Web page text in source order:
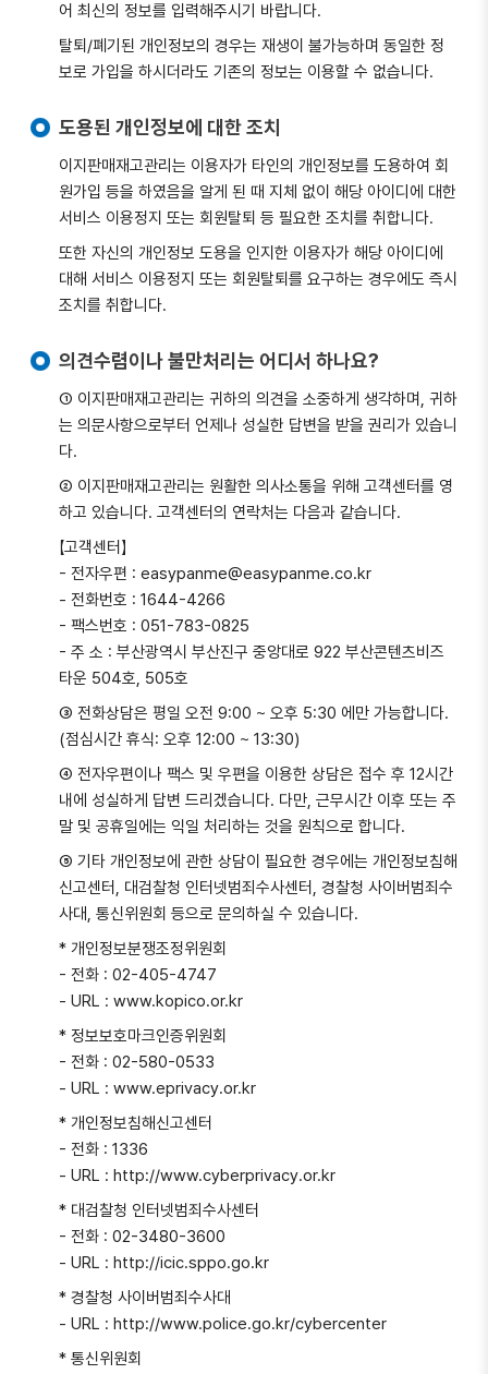
어 최신의 정보를 입력해주시기 바랍니다.
탈퇴/폐기된 개인정보의 경우는 재생이 불가능하며 동일한 정
보로 가입을 하시더라도 기존의 정보는 이용할 수 없습니다.
도용된 개인정보에 대한 조치
이지판매재고관리는 이용자가 타인의 개인정보를 도용하여 회
원가입 등을 하였음을 알게 된 때 지체 없이 해당 아이디에 대한
서비스 이용정지 또는 회원탈퇴 등 필요한 조치를 취합니다.
또한 자신의 개인정보 도용을 인지한 이용자가 해당 아이디에
대해 서비스 이용정지 또는 회원탈퇴를 요구하는 경우에도 즉시
조치를 취합니다.
의견수렴이나 불만처리는 어디서 하나요?
① 이지판매재고관리는 귀하의 의견을 소중하게 생각하며, 귀하
는 의문사항으로부터 언제나 성실한 답변을 받을 권리가 있습니
다.
② 이지판매재고관리는 원활한 의사소통을 위해 고객센터를 영
하고 있습니다. 고객센터의 연락처는 다음과 같습니다.
【고객센터】
- 전자우편 : easypanme@easypanme.co.kr
- 전화번호 : 1644-4266
- 팩스번호 : 051-783-0825
- 주 소 : 부산광역시 부산진구 중앙대로 922 부산콘텐츠비즈
타운 504호, 505호
③ 전화상담은 평일 오전 9:00 ~ 오후 5:30 에만 가능합니다.
(점심시간 휴식: 오후 12:00 ~ 13:30)
④ 전자우편이나 팩스 및 우편을 이용한 상담은 접수 후 12시간
내에 성실하게 답변 드리겠습니다. 다만, 근무시간 이후 또는 주
말 및 공휴일에는 익일 처리하는 것을 원칙으로 합니다.
⑤ 기타 개인정보에 관한 상담이 필요한 경우에는 개인정보침해
신고센터, 대검찰청 인터넷범죄수사센터, 경찰청 사이버범죄수
사대, 통신위원회 등으로 문의하실 수 있습니다.
* 개인정보분쟁조정위원회
- 전화 : 02-405-4747
- URL : www.kopico.or.kr
* 정보보호마크인증위원회
- 전화 : 02-580-0533
- URL : www.eprivacy.or.kr
* 개인정보침해신고센터
- 전화 : 1336
- URL : http://www.cyberprivacy.or.kr
* 대검찰청 인터넷범죄수사센터
- 전화 : 02-3480-3600
- URL : http://icic.sppo.go.kr
* 경찰청 사이버범죄수사대
- URL : http://www.police.go.kr/cybercenter
* 통신위원회